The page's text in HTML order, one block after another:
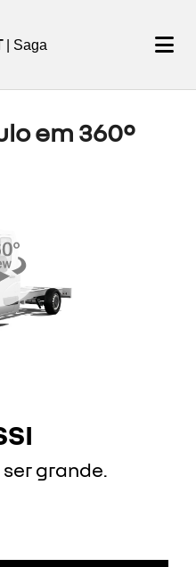
| Saga
em 360°
grande.